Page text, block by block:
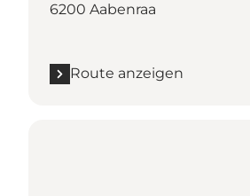
6200 Aabenraa
Route anzeigen